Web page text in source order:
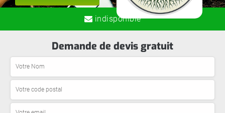
indisponible
Demande de devis gratuit